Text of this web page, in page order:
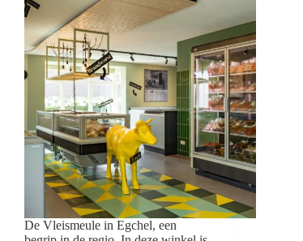
De Vleismeule in Egchel, een